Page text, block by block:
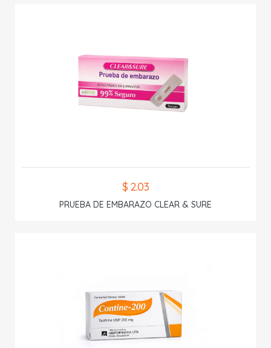
$ 2.03
PRUEBA DE EMBARAZO CLEAR & SURE